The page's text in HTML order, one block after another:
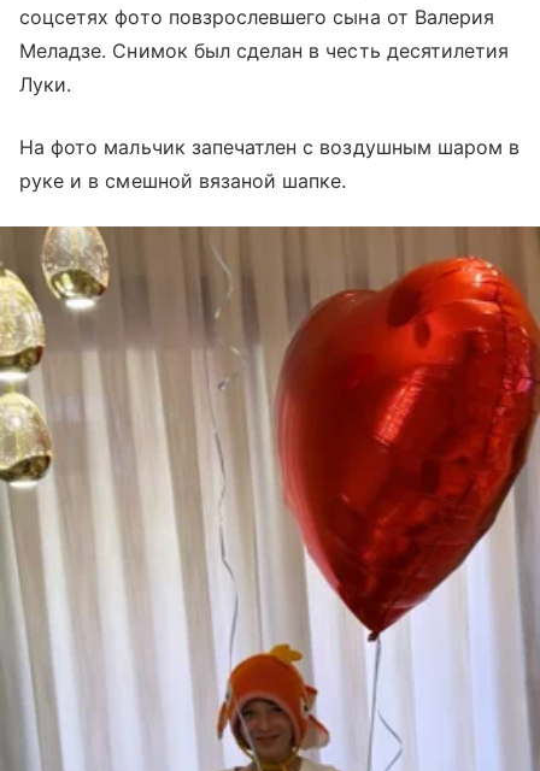
соцсетях фото повзрослевшего сына от Валерия
Меладзе. Снимок был сделан в честь десятилетия
Луки.
На фото мальчик запечатлен с воздушным шаром в
руке и в смешной вязаной шапке.